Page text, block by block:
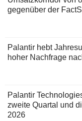
gegenüber der
Palantir hebt
hoher Nachfrage
Palantir
zweite Quartal und
2026